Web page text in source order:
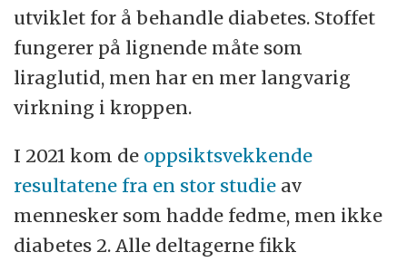
utviklet for å behandle diabetes. Stoffet
fungerer på lignende måte som
liraglutid, men har en mer langvarig
virkning i kroppen.
I 2021 kom de oppsiktsvekkende
resultatene fra en stor studie av
mennesker som hadde fedme, men ikke
diabetes 2. Alle deltagerne fikk